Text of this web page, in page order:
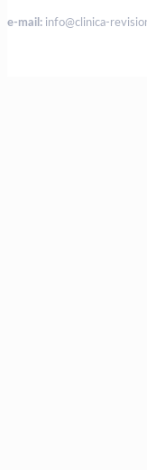
e-mail: info@clinica-